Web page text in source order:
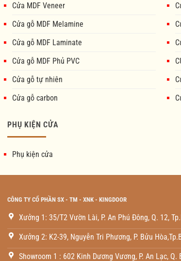
Cửa MDF Veneer
Cửa gỗ MDF Melamine
Cửa gỗ MDF Laminate
Cửa gỗ MDF Phủ PVC
Cửa gỗ tự nhiên
Cửa gỗ carbon
PHỤ KIỆN CỬA
Phụ kiện cửa
CÔNG TY CỔ PHẦN SX - TM - XNK - KINGDOOR
Xưởng 1: 35/T2 Vườn Lài, P. An Phú Đông, Q. 12,
Xưởng 2: K2-39, Nguyễn Tri Phương, P. Bửu
Showroom 1 : 602 Kinh Dương Vương, P. An Lạc, Q.